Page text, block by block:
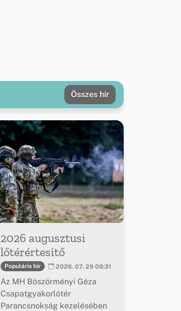
Összes hír
2026 augusztusi
lőtérértesítő
Populáris hír 2026. 07. 29 09:31
Az MH Böszörményi Géza
Csapatgyakorlótér
Parancsnokság kezelésében